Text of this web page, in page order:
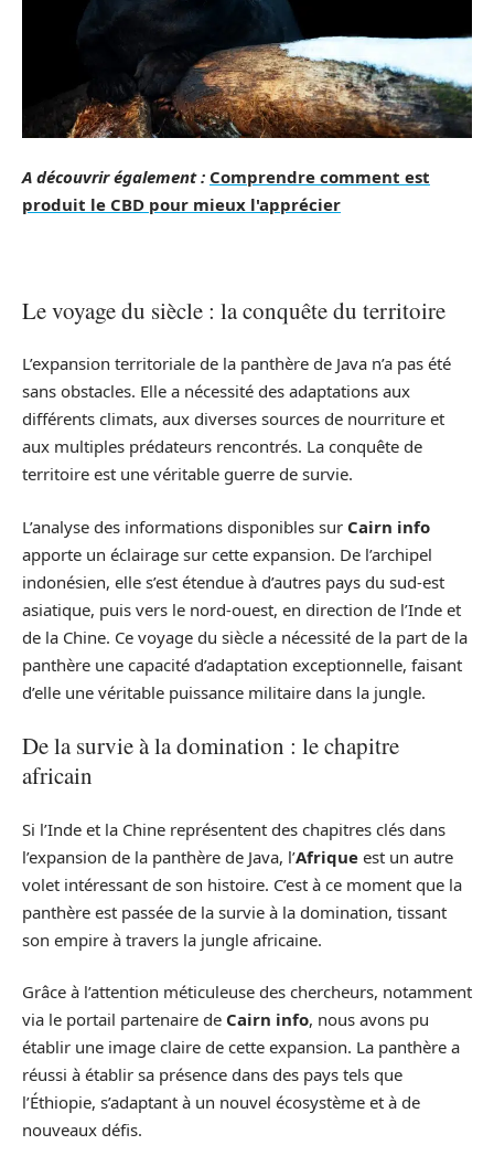
A découvrir également : Comprendre comment est
produit le CBD pour mieux l'apprécier
Le voyage du siècle : la conquête du territoire
L’expansion territoriale de la panthère de Java n’a pas été
sans obstacles. Elle a nécessité des adaptations aux
différents climats, aux diverses sources de nourriture et
aux multiples prédateurs rencontrés. La conquête de
territoire est une véritable guerre de survie.
L’analyse des informations disponibles sur Cairn info
apporte un éclairage sur cette expansion. De l’archipel
indonésien, elle s’est étendue à d’autres pays du sud-est
asiatique, puis vers le nord-ouest, en direction de l’Inde et
de la Chine. Ce voyage du siècle a nécessité de la part de la
panthère une capacité d’adaptation exceptionnelle, faisant
d’elle une véritable puissance militaire dans la jungle.
De la survie à la domination : le chapitre
africain
Si l’Inde et la Chine représentent des chapitres clés dans
l’expansion de la panthère de Java, l’Afrique est un autre
volet intéressant de son histoire. C’est à ce moment que la
panthère est passée de la survie à la domination, tissant
son empire à travers la jungle africaine.
Grâce à l’attention méticuleuse des chercheurs, notamment
via le portail partenaire de Cairn info, nous avons pu
établir une image claire de cette expansion. La panthère a
réussi à établir sa présence dans des pays tels que
l’Éthiopie, s’adaptant à un nouvel écosystème et à de
nouveaux défis.